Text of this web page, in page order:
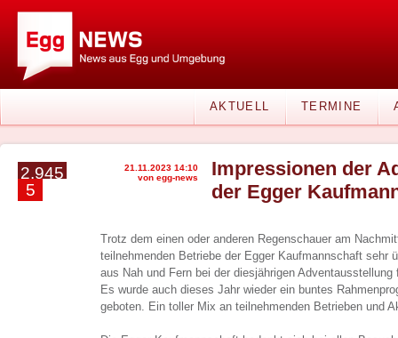
AKTUELL TERMINE
2.945
5
21.11.2023 14:10
von egg-news
Impressionen der
der Egger
Trotz dem einen oder anderen Regenschauer am
teilnehmenden Betriebe der Egger Kaufmannschaft sehr
aus Nah und Fern bei der diesjährigen Adventausstellung
Es wurde auch dieses Jahr wieder ein buntes
geboten. Ein toller Mix an teilnehmenden Betrieben und